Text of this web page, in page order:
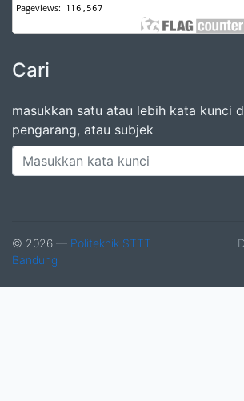
Cari
masukkan satu atau lebih kata kunci
pengarang, atau subjek
© 2026 — Politeknik STTT
Bandung